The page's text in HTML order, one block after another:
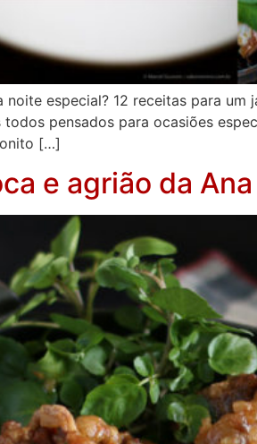
especial? 12 receitas para
pensados para ocasiões
[…]
e agrião da Ana